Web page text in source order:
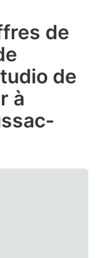
de
de
à